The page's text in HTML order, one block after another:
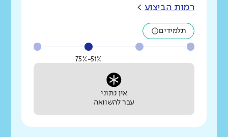
רמות הביצוע >
תלמידים
51%-75%
אין נתוני
עבר להשוואה